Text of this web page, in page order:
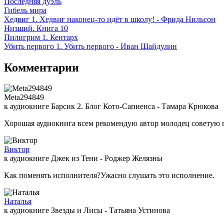
Гибель мира
Хедвиг 1. Хедвиг наконец-то идёт в школу! - Фрида Нильсон
Низший. Книга 10
Пилигрим 1. Кентарх
Убить первого 1. Убить первого - Иван Шайдулин
Комментарии
Meta294849
к аудиокниге Барсик 2. Блог Кото-Сапиенса - Тамара Крюкова
Хорошая аудиокнига всем рекомендую автор молодец советую
Виктор
к аудиокниге Джек из Тени - Роджер Желязны
Как поменять исполнителя?Ужасно слушать это исполнение.
Наталья
к аудиокниге Звезды и Лисы - Татьяна Устинова